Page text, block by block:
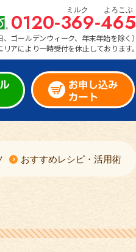
0120‑369‑465
ゴールデンウィーク、年末年始を除く）
アにより一時受付を休止しております。
おすすめレシピ・活用術